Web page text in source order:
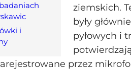
i
ziemskich.
były
pyłowych i
przez